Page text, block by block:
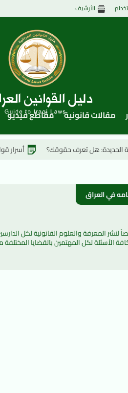
الأرشيف
مقالات قانونية مقاطع فيديو
تعرف حقوقك؟ أسرار قوانين الإرث في
في العراق
الأسئلة لكل المهتمين بالقضايا